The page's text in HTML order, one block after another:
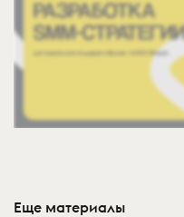
Еще материалы